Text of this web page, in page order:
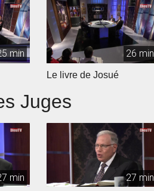
min 26 min
Le livre de Josué
Juges
min 27 min